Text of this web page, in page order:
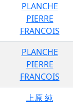
PLANCHE
PIERRE
FRANCOIS
PLANCHE
PIERRE
FRANCOIS
上原 純